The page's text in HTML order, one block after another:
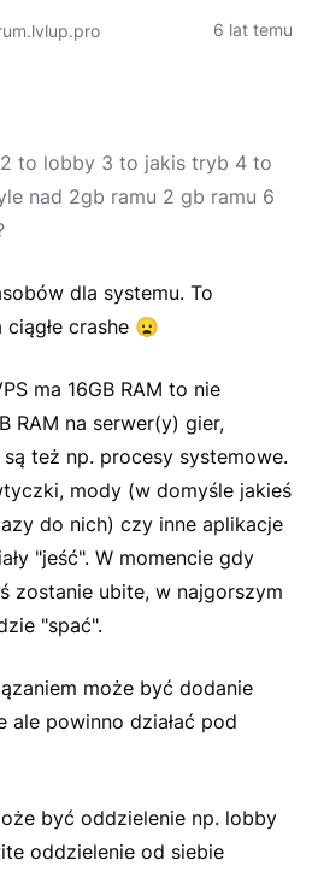
6 lat temu
to lobby 3 to jakis tryb 4 to
nad 2gb ramu 2 gb ramu 6
dla systemu. To
crashe 😦
ma 16GB RAM to nie
RAM na serwer(y) gier,
też np. procesy systemowe.
mody (w domyśle jakieś
do nich) czy inne aplikacje
"jeść". W momencie gdy
zostanie ubite, w najgorszym
"spać".
może być dodanie
ale powinno działać pod
być oddzielenie np. lobby
oddzielenie od siebie